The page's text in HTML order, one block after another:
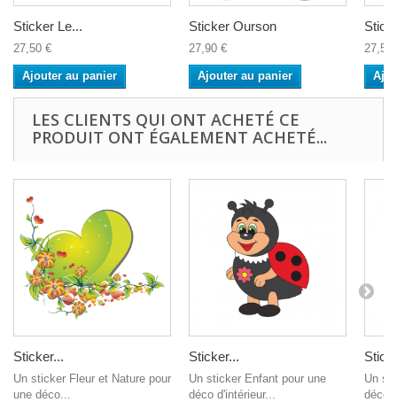
Sticker Le...
27,50 €
Ajouter au panier
Sticker Ourson
27,90 €
Ajouter au panier
27,50
LES CLIENTS QUI ONT ACHETÉ CE
PRODUIT ONT ÉGALEMENT ACHETÉ...
Sticker...
Un sticker Fleur et Nature pour
une déco...
Sticker...
Un sticker Enfant pour une
déco d'intérieur...
Un
déco